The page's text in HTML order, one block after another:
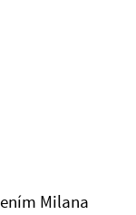
Milana